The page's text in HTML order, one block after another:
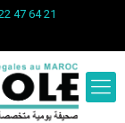
47 64 21